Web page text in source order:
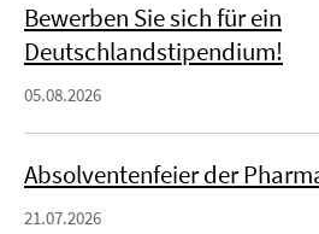
Bewerben Sie sich für ein
Deutschlandstipendium!
05.08.2026
Absolventenfeier der
21.07.2026